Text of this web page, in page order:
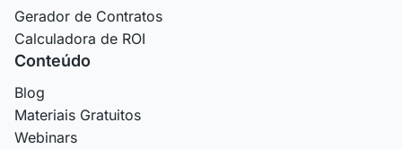
Gerador de Contratos
Calculadora de ROI
Conteúdo
Blog
Materiais Gratuitos
Webinars